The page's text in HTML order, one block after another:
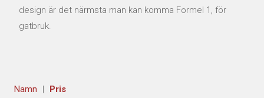
HISTORY
design är det närmsta man kan komma Formel 1, för
gatbruk.
Namn
Pris